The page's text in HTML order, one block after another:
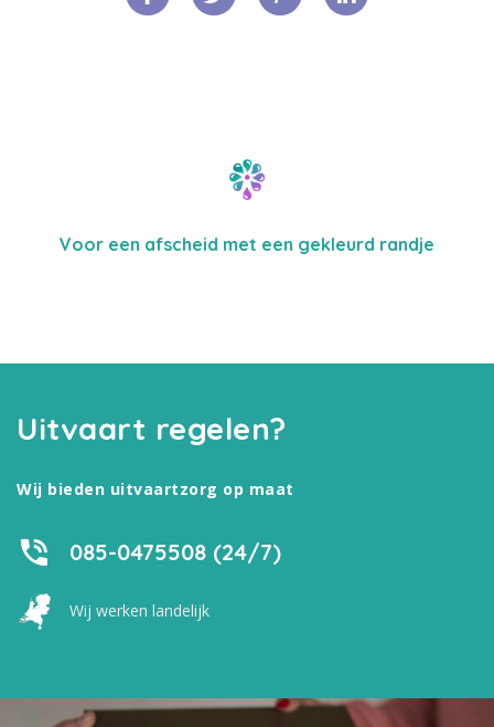
Voor een afscheid met een gekleurd randje
Uitvaart regelen?
Wij bieden uitvaartzorg op maat
085-0475508 (24/7)
Wij werken landelijk